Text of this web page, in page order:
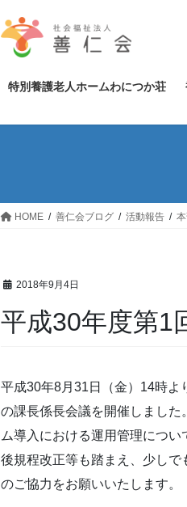
特別養護老人ホームわにつか荘
HOME 善仁会ブログ 活動報告
2018年9月4日
平成30年度第1
平成30年8月31日（金）14時よ
の課長係長会議を開催しまし
ム導入における運用管理につ
後規程改正等も踏まえ、少し
のご協力をお願いいたします。